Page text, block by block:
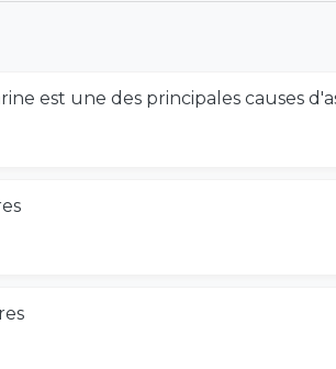
est une des principales causes